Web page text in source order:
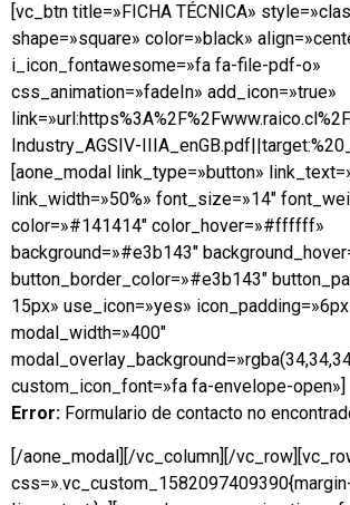
[vc_btn title=»FICHA TÉCNICA»
shape=»square» color=»black»
i_icon_fontawesome=»fa fa-file-pdf-o»
css_animation=»fadeIn» add_icon=»true»
Industry_AGSIV-
[aone_modal link_type=»button»
link_width=»50%» font_size=»14″
color=»#141414″ color_hover=»#ffffff»
background=»#e3b143″
button_border_color=»#e3b143″
15px» use_icon=»yes»
modal_width=»400″
custom_icon_font=»fa fa-envelope-open»]
Error: Formulario de contacto no
[/aone_modal][/vc_column][/